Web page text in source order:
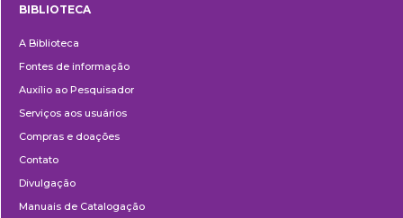
BIBLIOTECA
A Biblioteca
Fontes de informação
Auxílio ao Pesquisador
Serviços aos usuários
Compras e doações
Contato
Divulgação
Manuais de Catalogação